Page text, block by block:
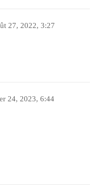
27, 2022, 3:27
24, 2023, 6:44